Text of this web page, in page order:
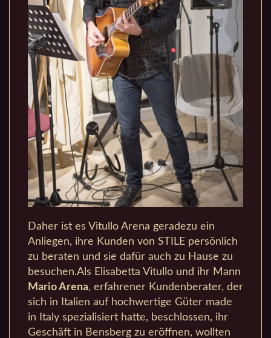
Daher ist es Vitullo Arena geradezu ein
Anliegen, ihre Kunden von STILE persönlich
zu beraten und sie dafür auch zu Hause zu
besuchen.Als Elisabetta Vitullo und ihr Mann
Mario Arena, erfahrener Kundenberater, der
sich in Italien auf hochwertige Güter made
in Italy spezialisiert hatte, beschlossen, ihr
Geschäft in Bensberg zu eröffnen, wollten